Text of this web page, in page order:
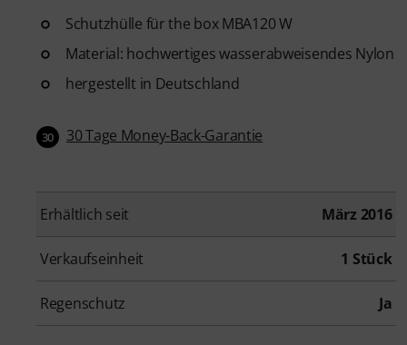
Schutzhülle für the box MBA120 W
Material: hochwertiges wasserabweisendes Nylon
hergestellt in Deutschland
30 30 Tage Money-Back-Garantie
Erhältlich seit März 2016
Verkaufseinheit 1 Stück
Regenschutz Ja